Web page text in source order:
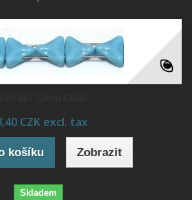
CZK excl. tax
košíku Zobrazit
Skladem